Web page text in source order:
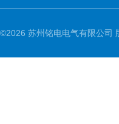
©2026 苏州铭电电气有限公司